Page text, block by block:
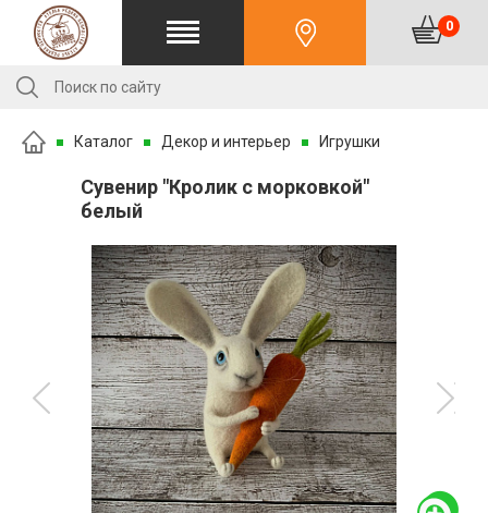
0
Каталог Декор и интерьер Игрушки
Сувенир "Кролик с морковкой"
белый